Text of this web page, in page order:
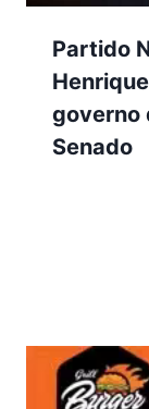
Partido
governo
Senado